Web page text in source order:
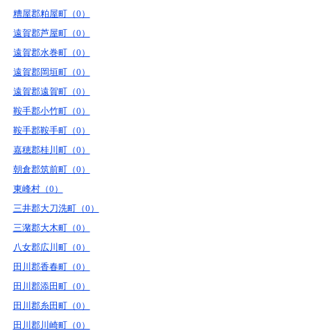
糟屋郡粕屋町（0）
遠賀郡芦屋町（0）
遠賀郡水巻町（0）
遠賀郡岡垣町（0）
遠賀郡遠賀町（0）
鞍手郡小竹町（0）
鞍手郡鞍手町（0）
嘉穂郡桂川町（0）
朝倉郡筑前町（0）
東峰村（0）
三井郡大刀洗町（0）
三潴郡大木町（0）
八女郡広川町（0）
田川郡香春町（0）
田川郡添田町（0）
田川郡糸田町（0）
田川郡川崎町（0）